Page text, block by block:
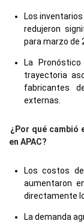
Los
redujeron
para marzo de
La
trayectoria
fabricantes
externas.
¿Por qué cambió
en APAC?
Los costos
aumentaron
directamente
La demanda